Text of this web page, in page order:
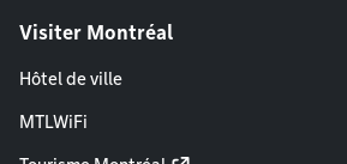
Visiter Montréal
Hôtel de ville
MTLWiFi